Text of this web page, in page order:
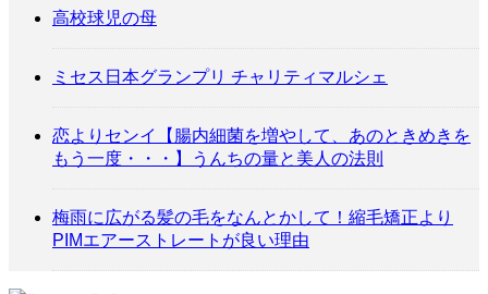
高校球児の母
ミセス日本グランプリ チャリティマルシェ
恋よりセンイ【腸内細菌を増やして、あのときめきを
もう一度・・・】うんちの量と美人の法則
梅雨に広がる髪の毛をなんとかして！縮毛矯正より
PIMエアーストレートが良い理由